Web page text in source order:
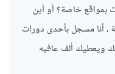
بمواقع خاصة؟ أو أين
، أنا مسجل بأحدى دورات
لك ويعطيك ألف عافيه